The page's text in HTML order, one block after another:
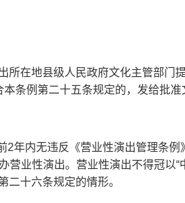
在地县级人民政府文化主管部门
条例第二十五条规定的，发给批
年内无违反《营业性演出管理条例
业性演出。营业性演出不得冠以“
二十六条规定的情形。